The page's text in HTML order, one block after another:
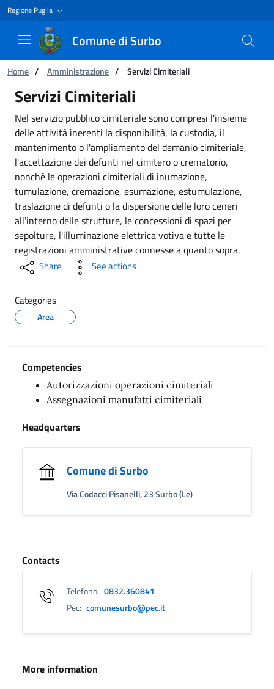
Regione Puglia
Comune di Surbo
You are:
Home / Amministrazione / Servizi Cimiteriali
Servizi Cimiteriali
Servizi Cimiteriali
Nel servizio pubblico cimiteriale sono compresi l'insieme
delle attività inerenti la disponibilità, la custodia, il
mantenimento o l'ampliamento del demanio cimiteriale,
l'accettazione dei defunti nel cimitero o crematorio,
nonché le operazioni cimiteriali di inumazione,
tumulazione, cremazione, esumazione, estumulazione,
traslazione di defunti o la dispersione delle loro ceneri
all'interno delle strutture, le concessioni di spazi per
sepolture, l'illuminazione elettrica votiva e tutte le
registrazioni amministrative connesse a quanto sopra.
Share See actions
Categories
Area
Competencies
Autorizzazioni operazioni cimiteriali
Assegnazioni manufatti cimiteriali
Headquarters
Comune di Surbo
Via Codacci Pisanelli, 23 Surbo (Le)
Contacts
Telefono: 0832.360841
Pec: comunesurbo@pec.it
More information